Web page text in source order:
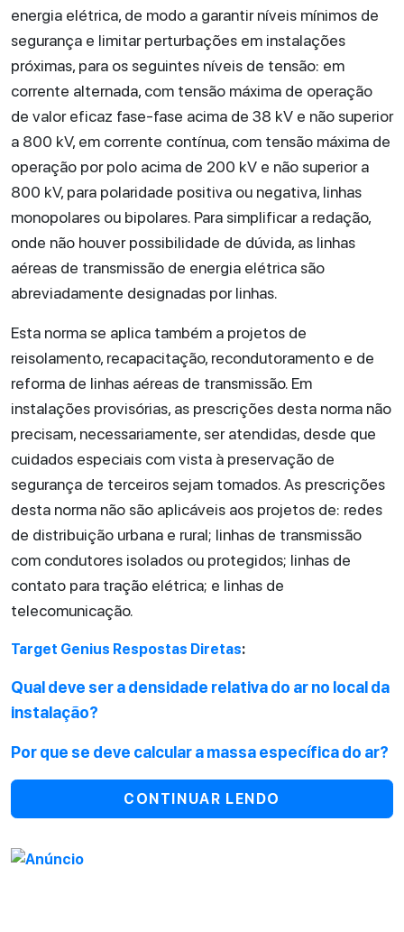
energia elétrica, de modo a garantir níveis mínimos de
segurança e limitar perturbações em instalações
próximas, para os seguintes níveis de tensão: em
corrente alternada, com tensão máxima de operação
de valor eficaz fase-fase acima de 38 kV e não superior
a 800 kV, em corrente contínua, com tensão máxima de
operação por polo acima de 200 kV e não superior a
800 kV, para polaridade positiva ou negativa, linhas
monopolares ou bipolares. Para simplificar a redação,
onde não houver possibilidade de dúvida, as linhas
aéreas de transmissão de energia elétrica são
abreviadamente designadas por linhas.
Esta norma se aplica também a projetos de
reisolamento, recapacitação, recondutoramento e de
reforma de linhas aéreas de transmissão. Em
instalações provisórias, as prescrições desta norma não
precisam, necessariamente, ser atendidas, desde que
cuidados especiais com vista à preservação de
segurança de terceiros sejam tomados. As prescrições
desta norma não são aplicáveis aos projetos de: redes
de distribuição urbana e rural; linhas de transmissão
com condutores isolados ou protegidos; linhas de
contato para tração elétrica; e linhas de
telecomunicação.
Target Genius Respostas Diretas:
Qual deve ser a densidade relativa do ar no local da
instalação?
Por que se deve calcular a massa específica do ar?
CONTINUAR LENDO